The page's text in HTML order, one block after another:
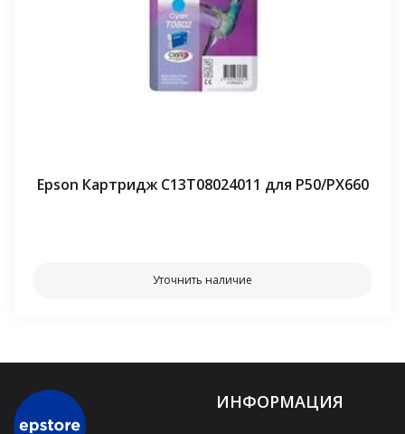
Epson Картридж C13T08024011 для P50/PX660
Уточнить наличие
ИНФОРМАЦИЯ